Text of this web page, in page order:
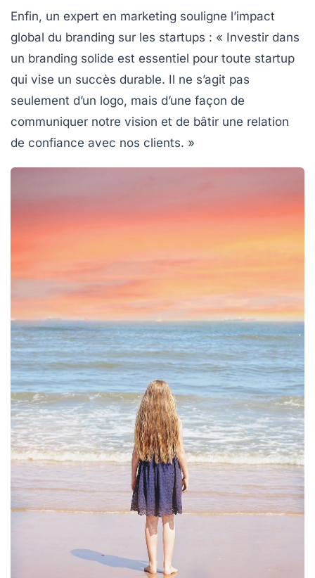
Enfin, un expert en marketing souligne l’impact
global du branding sur les startups : « Investir dans
un branding solide est essentiel pour toute startup
qui vise un succès durable. Il ne s’agit pas
seulement d’un logo, mais d’une façon de
communiquer notre vision et de bâtir une relation
de confiance avec nos clients. »